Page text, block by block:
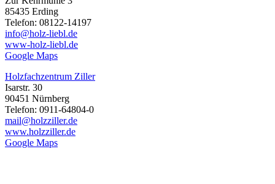
85435 Erding
Telefon: 08122-14197
info@holz-liebl.de
www-holz-liebl.de
Google Maps
Holzfachzentrum Ziller
Isarstr. 30
90451 Nürnberg
Telefon: 0911-64804-0
mail@holzziller.de
www.holzziller.de
Google Maps